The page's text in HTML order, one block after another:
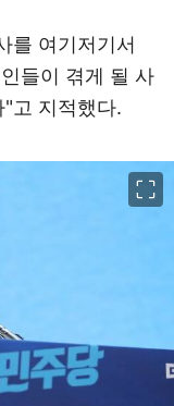
를 여기저기서
들이 겪게 될 사
고 지적했다.